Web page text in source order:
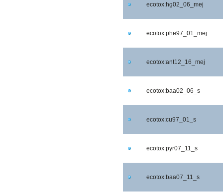
ecotox:hg02_06_mej
ecotox:phe97_01_mej
ecotox:ant12_16_mej
ecotox:baa02_06_s
ecotox:cu97_01_s
ecotox:pyr07_11_s
ecotox:baa07_11_s